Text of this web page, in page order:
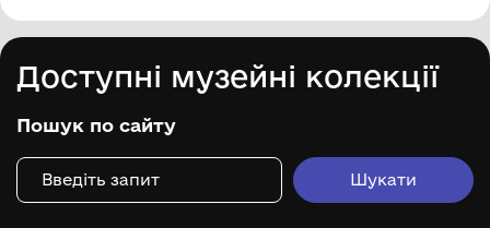
Доступні музейні колекції
Пошук по сайту